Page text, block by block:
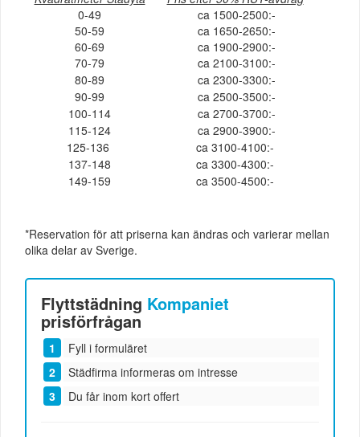
0-49
ca 1500-2500:-
50-59
ca 1650-2650:-
60-69
ca 1900-2900:-
70-79
ca 2100-3100:-
80-89
ca 2300-3300:-
90-99
ca 2500-3500:-
100-114
ca 2700-3700:-
115-124
ca 2900-3900:-
125-136
ca 3100-4100:-
137-148
ca 3300-4300:-
149-159
ca 3500-4500:-
*Reservation för att priserna kan ändras och varierar mellan
olika delar av Sverige.
Flyttstädning Kompaniet
prisförfrågan
Fyll i formuläret
Städfirma informeras om intresse
Du får inom kort offert